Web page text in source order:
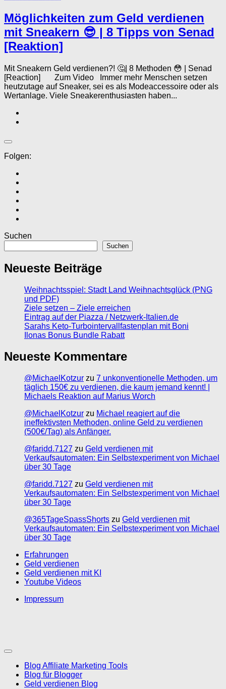
Möglichkeiten zum Geld verdienen
mit Sneakern 😎 | 8 Tipps von Senad
[Reaktion]
Mit Sneakern Geld verdienen?! 🤔| 8 Methoden 😳 | Senad
[Reaction] Zum Video Immer mehr Menschen setzen
heutzutage auf Sneaker, sei es als Modeaccessoire oder als
Wertanlage. Viele Sneakerenthusiasten haben...
Folgen:
Suchen
Suchen
Neueste Beiträge
Weihnachtsspiel: Stadt Land Weihnachtsglück (PNG
und PDF)
Ziele setzen – Ziele erreichen
Eintrag auf der Piazza / Netzwerk-Italien.de
Sarahs Keto-Turbointervallfastenplan mit Boni
Ilonas Bonus Bundle Rabatt
Neueste Kommentare
@MichaelKotzur zu 7 unkonventionelle Methoden, um
täglich 150€ zu verdienen, die kaum jemand kennt! |
Michaels Reaktion auf Marius Worch
@MichaelKotzur zu Michael reagiert auf die
ineffektivsten Methoden, online Geld zu verdienen
(500€/Tag) als Anfänger.
@faridd.7127 zu Geld verdienen mit
Verkaufsautomaten: Ein Selbstexperiment von Michael
über 30 Tage
@faridd.7127 zu Geld verdienen mit
Verkaufsautomaten: Ein Selbstexperiment von Michael
über 30 Tage
@365TageSpassShorts zu Geld verdienen mit
Verkaufsautomaten: Ein Selbstexperiment von Michael
über 30 Tage
Erfahrungen
Geld verdienen
Geld verdienen mit KI
Youtube Videos
Impressum
Blog Affiliate Marketing Tools
Blog für Blogger
Geld verdienen Blog